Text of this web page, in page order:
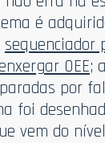
é
sequenciador
OEE;
por
foi
vem do